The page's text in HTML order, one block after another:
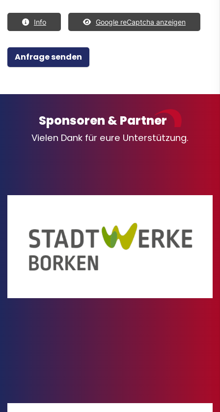
Info Google reCaptcha anzeigen
Sponsoren & Partner
Vielen Dank für eure Unterstützung.